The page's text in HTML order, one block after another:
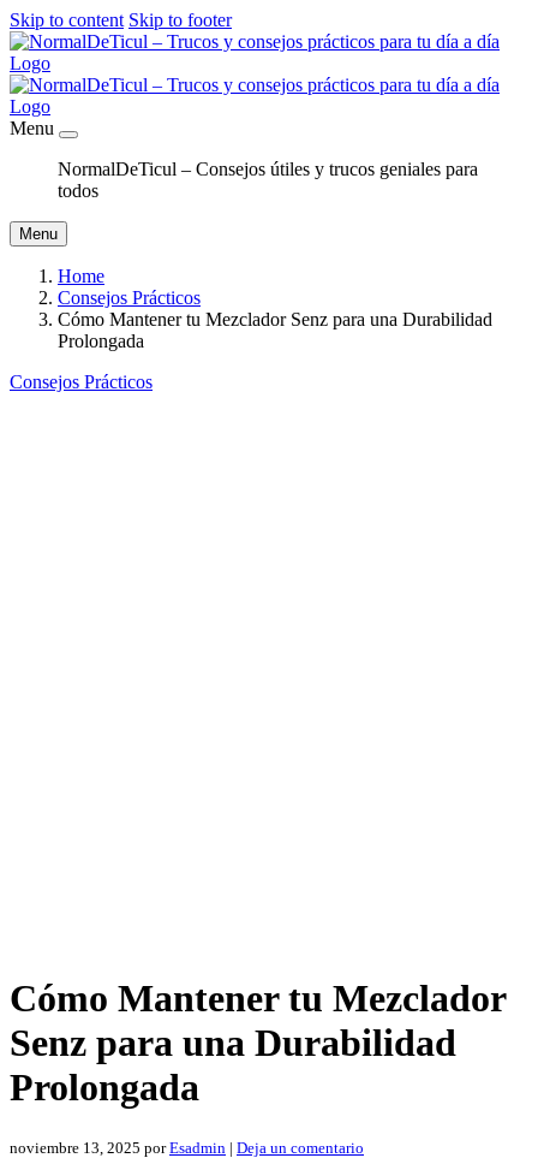
Skip to content Skip to footer
Menu
NormalDeTicul – Consejos útiles y trucos geniales para
todos
Menu
Home
Consejos Prácticos
Cómo Mantener tu Mezclador Senz para una Durabilidad
Prolongada
Consejos Prácticos
Cómo Mantener tu Mezclador
Senz para una Durabilidad
Prolongada
noviembre 13, 2025 porEsadmin | Deja un comentario